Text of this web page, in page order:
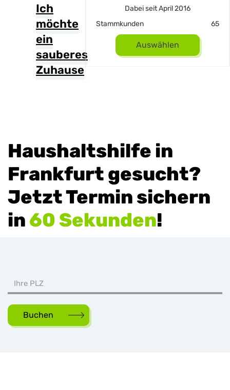
Ich
möchte
ein
sauberes
Zuhause
Mai 2023
20
Dabei seit April 2016
Stammkunden
65
Auswählen
Haushaltshilfe in
Frankfurt gesucht?
Jetzt Termin sichern
in 60 Sekunden!
Buchen